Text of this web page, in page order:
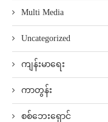
Multi Media
Uncategorized
ကျန်းမာရေး
ကာတွန်း
စစ်ဘေးရှောင်